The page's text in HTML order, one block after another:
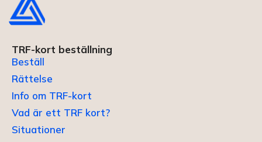
TRF-kort beställning
Beställ
Rättelse
Info om TRF-kort
Vad är ett TRF kort?
Situationer